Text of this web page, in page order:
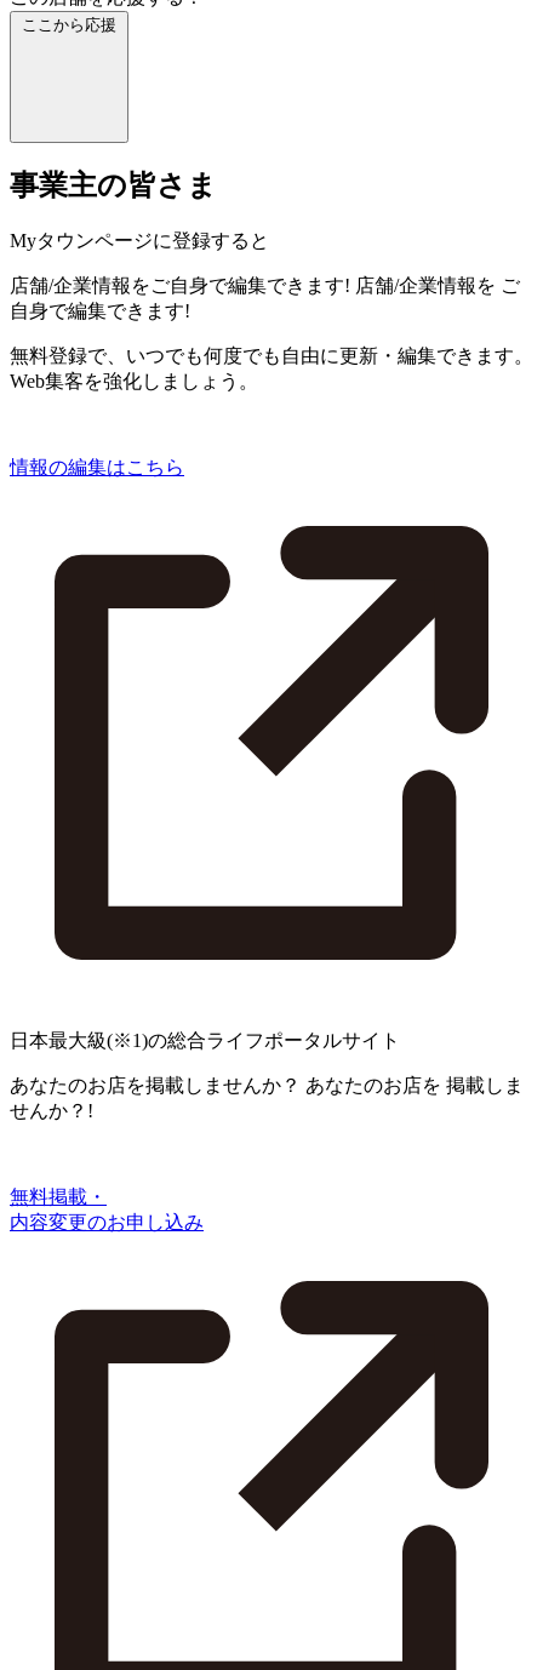
ここから応援
事業主の皆さま
Myタウンページに登録すると
店舗/企業情報をご自身で編集できます! 店舗/企業情報を ご
自身で編集できます!
無料登録で、いつでも何度でも自由に更新・編集できます。
Web集客を強化しましょう。
情報の編集はこちら
日本最大級(※1)の総合ライフポータルサイト
あなたのお店を掲載しませんか？ あなたのお店を 掲載しま
せんか？!
無料掲載・
内容変更のお申し込み